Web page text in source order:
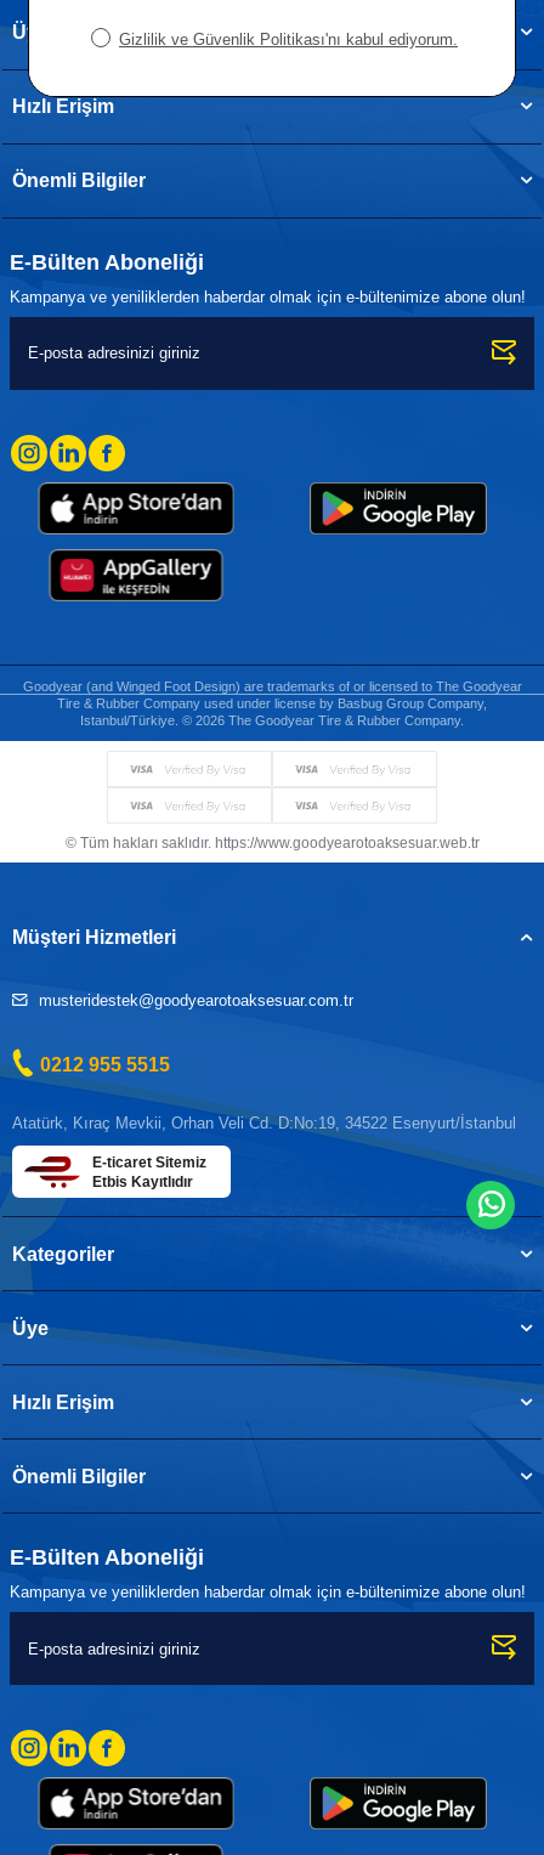
Üye
Hızlı Erişim
Önemli Bilgiler
E-Bülten Aboneliği
Kampanya ve yeniliklerden haberdar olmak için e-bültenimize abone olun!
Goodyear (and Winged Foot Design) are trademarks of or licensed to The Goodyear
Tire & Rubber Company used under license by Basbug Group Company,
Istanbul/Türkiye. © 2026 The Goodyear Tire & Rubber Company.
© Tüm hakları saklıdır. https://www.goodyearotoaksesuar.web.tr
Müşteri Hizmetleri
musteridestek@goodyearotoaksesuar.com.tr
0212 955 5515
Atatürk, Kıraç Mevkii, Orhan Veli Cd. D:No:19, 34522 Esenyurt/İstanbul
E-ticaret Sitemiz
Etbis Kayıtlıdır
Kategoriler
Üye
Hızlı Erişim
Önemli Bilgiler
E-Bülten Aboneliği
Kampanya ve yeniliklerden haberdar olmak için e-bültenimize abone olun!